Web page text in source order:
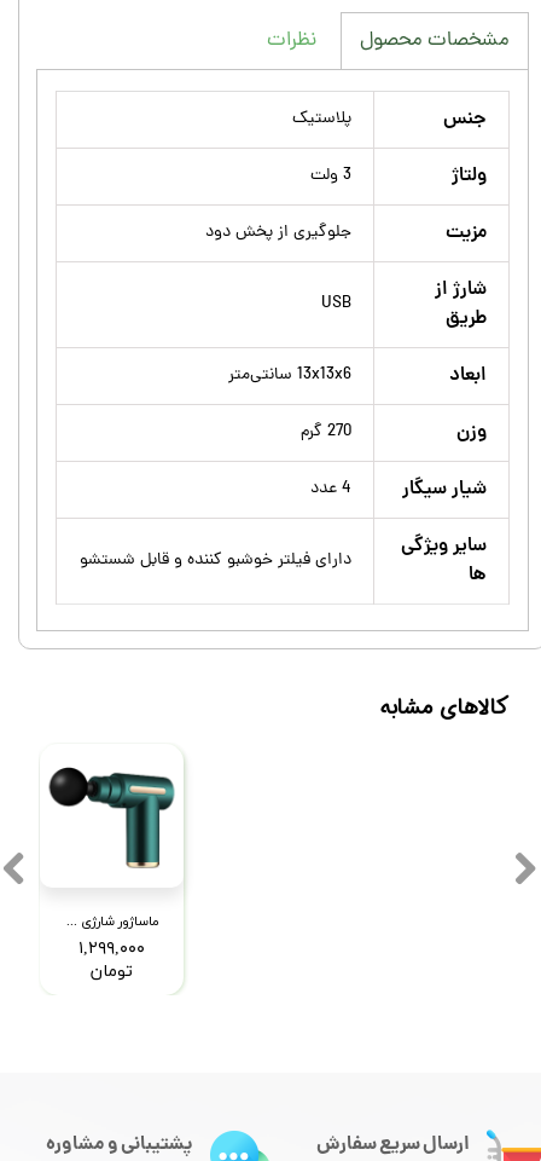
مشخصات محصول نظرات
جنس پلاستیک
ولتاژ 3 ولت
مزیت جلوگیری از پخش دود
شارژ از
طریق
USB
ابعاد 13x13x6 سانتی‌متر
وزن 270 گرم
شیار سیگار 4 عدد
سایر ویژگی
ها
دارای فیلتر خوشبو کننده و قابل شستشو
ماساژور شارژی تفنگی مدل XL-720
۱,۲۹۹,۰۰۰
تومان
کالاهای مشابه
ارسال سریع سفارش پشتیبانی و مشاوره